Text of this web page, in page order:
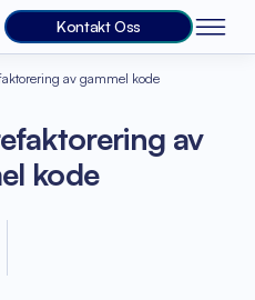
Kontakt Oss
av gammel kode
av
kode